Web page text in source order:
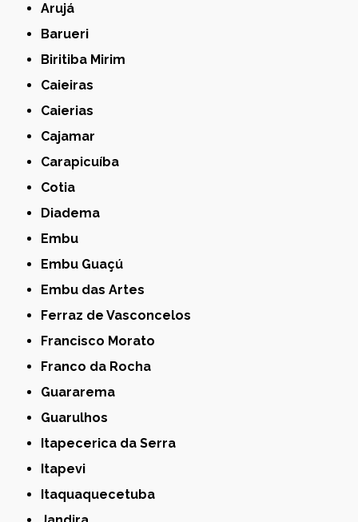
Arujá
Barueri
Biritiba Mirim
Caieiras
Caierias
Cajamar
Carapicuíba
Cotia
Diadema
Embu
Embu Guaçú
Embu das Artes
Ferraz de Vasconcelos
Francisco Morato
Franco da Rocha
Guararema
Guarulhos
Itapecerica da Serra
Itapevi
Itaquaquecetuba